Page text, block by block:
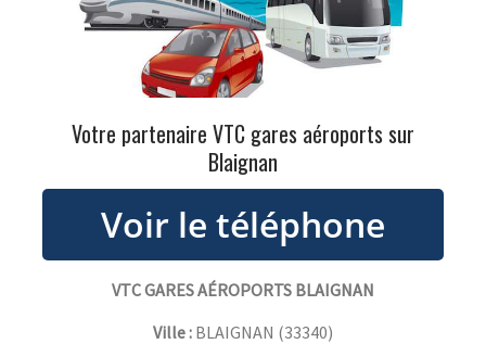
Votre partenaire VTC gares aéroports sur
Blaignan
VTC GARES AÉROPORTS BLAIGNAN
Ville : BLAIGNAN (33340)